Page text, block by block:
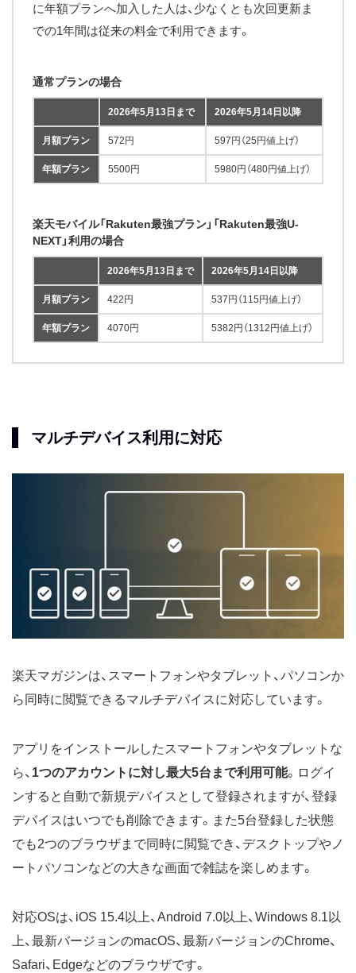
に年額プランへ加入した人は、少なくとも次回更新ま
での1年間は従来の料金で利用できます。
通常プランの場合
2026年5月13日まで 2026年5月14日以降
月額プラン 572円 597円（25円値上げ）
年額プラン 5500円 5980円（480円値上げ）
楽天モバイル「Rakuten最強プラン」「Rakuten最強U-
NEXT」利用の場合
2026年5月13日まで 2026年5月14日以降
月額プラン 422円 537円（115円値上げ）
年額プラン 4070円 5382円（1312円値上げ）
マルチデバイス利用に対応
楽天マガジンは、スマートフォンやタブレット、パソコンか
ら同時に閲覧できるマルチデバイスに対応しています。
アプリをインストールしたスマートフォンやタブレットな
ら、 1つのアカウントに対し最大5台まで利用可能。ログイ
ンすると自動で新規デバイスとして登録されますが、登録
デバイスはいつでも削除できます。また5台登録した状態
でも2つのブラウザまで同時に閲覧でき、デスクトップやノ
ートパソコンなどの大きな画面で雑誌を楽しめます。
対応OSは、iOS 15.4以上、Android 7.0以上、Windows 8.1以
上、最新バージョンのmacOS、最新バージョンのChrome、
Safari、Edgeなどのブラウザです。